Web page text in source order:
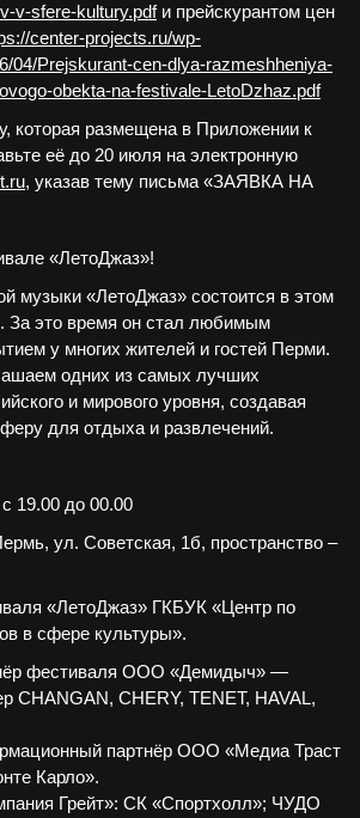
v-sfere-kultury.pdfи прейскурантом цен
center-projects.ru/wp-
04/Prejskurant-cen-dlya-razmeshheniya-
obekta-na-festivale-LetoDzhaz.pdf
которая размещена в Приложении к
её до 20 июля на электронную
, указав тему письма «ЗАЯВКА НА
«ЛетоДжаз»!
музыки «ЛетоДжаз» состоится в этом
За это время он стал любимым
у многих жителей и гостей Перми.
одних из самых лучших
и мирового уровня, создавая
для отдыха и развлечений.
19.00 до 00.00
ул. Советская, 1б, пространство –
«ЛетоДжаз» ГКБУК «Центр по
в сфере культуры».
фестиваля ООО «Демидыч» —
CHANGAN, CHERY, TENET, HAVAL,
партнёр ООО «Медиа Траст
Карло».
Грейт»: СК «Спортхолл»; ЧУДО